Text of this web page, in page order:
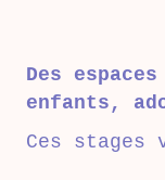
Des
enfants,
Ces